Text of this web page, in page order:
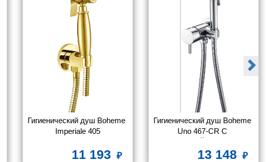
Гигиенический душ Boheme
Imperiale 405
11 193
Гигиенический душ Boheme
Uno 467-CR С
смесителем
13 148